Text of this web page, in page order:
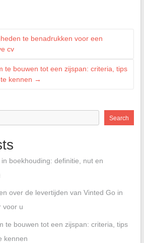
te benadrukken voor een
cv
te bouwen tot een zijspan: criteria, tips
kennen →
Search
boekhouding: definitie, nut en
over de levertijden van Vinted Go in
voor u
te bouwen tot een zijspan: criteria, tips
kennen